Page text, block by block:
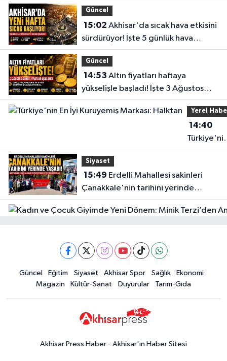
Güncel
15:02
sürdürüyor! İşte 5 günlük hava
durumu
Güncel
14:53
yükselişle başladı! İşte 3 Ağustos
güncel fiyatlar
Yerel
14:40
En İyi
Markası:
Halktan
Siyaset
15:49
Çanakkale'nin tarihini yerinde
yaşadı
Güncel
18:57Akhisar'da Atatürk
Mahallesi'nde yine 6 saatlik elektrik
kesintisi
18:50Akhisar'da Cumhuriyet
Güncel Eğitim Siyaset Akhisar Spor Sağlık
Ekonomi
Magazin
Kültür-Sanat Duyurular Tarım-Gıda
Akhisar Press Haber - Akhisar'ın Haber Sitesi